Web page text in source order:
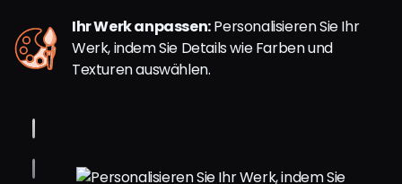
Ihr Werk anpassen:Personalisieren Sie Ihr
Werk, indem Sie Details wie Farben und
Texturen auswählen.